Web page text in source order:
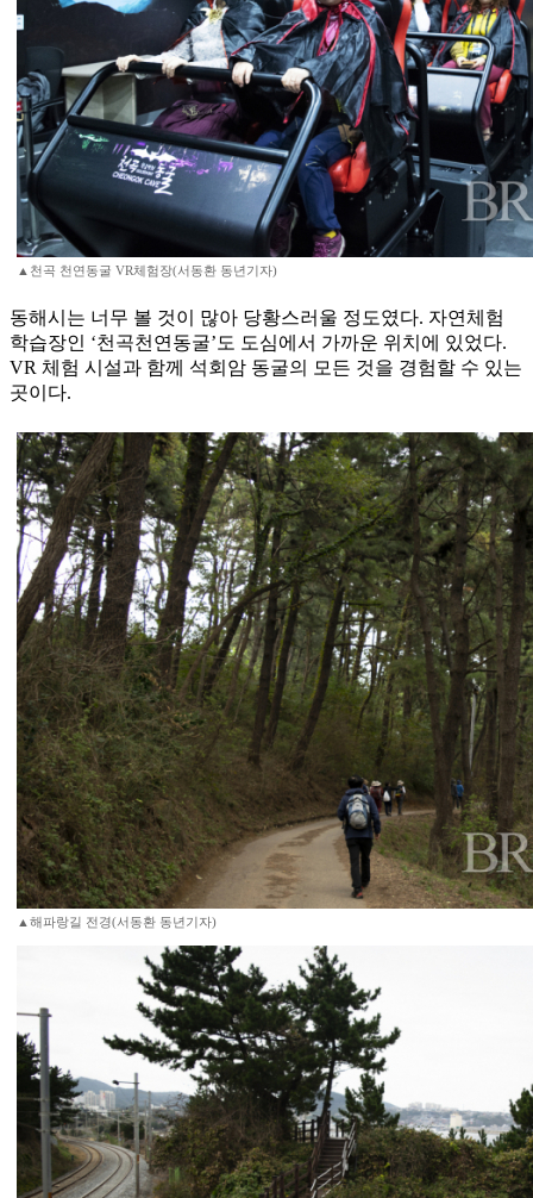
▲천곡 천연동굴 VR체험장(서동환 동년기자)
동해시는 너무 볼 것이 많아 당황스러울 정도였다. 자연체험
학습장인 ‘천곡천연동굴’도 도심에서 가까운 위치에 있었다.
VR 체험 시설과 함께 석회암 동굴의 모든 것을 경험할 수 있는
곳이다.
▲해파랑길 전경(서동환 동년기자)